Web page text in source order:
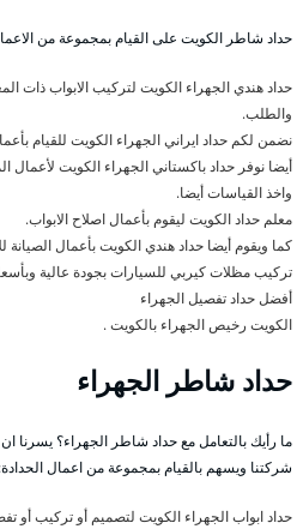
حداد شاطر الكويت على القيام بمجموعة من
حداد هندي الجهراء الكويت لتركيب الابواب ذات
والطلب.
نضمن لكم حداد ايراني الجهراء الكويت للقيام
أيضا نوفر حداد باكستاني الجهراء الكويت لأعمال
واخذ القياسات أيضا.
معلم حداد الكويت ليقوم بأعمال اصلاح الابواب.
كما ويقوم أيضا حداد هندي الكويت بأعمال الصيانة
تركيب مظلات كيربي للسيارات بجودة عالية
أفضل حداد تفصيل الجهراء
الكويت رخيص الجهراء بالكويت .
حداد شاطر الجهراء
ما رأيك بالتعامل مع حداد شاطر الجهراء؟
شركتنا ويسهم بالقيام بمجموعة من اعمال الحدادة:
حداد ابواب الجهراء الكويت لتصميم أو تركيب أو